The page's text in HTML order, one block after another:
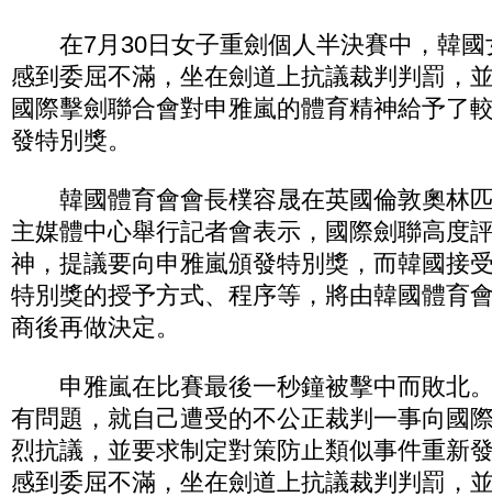
在7月30日女子重劍個人半決賽中，韓國
感到委屈不滿，坐在劍道上抗議裁判判罰，
國際擊劍聯合會對申雅嵐的體育精神給予了
發特別獎。
韓國體育會會長樸容晟在英國倫敦奧林
主媒體中心舉行記者會表示，國際劍聯高度
神，提議要向申雅嵐頒發特別獎，而韓國接
特別獎的授予方式、程序等，將由韓國體育
商後再做決定。
申雅嵐在比賽最後一秒鐘被擊中而敗北
有問題，就自己遭受的不公正裁判一事向國
烈抗議，並要求制定對策防止類似事件重新
感到委屈不滿，坐在劍道上抗議裁判判罰，